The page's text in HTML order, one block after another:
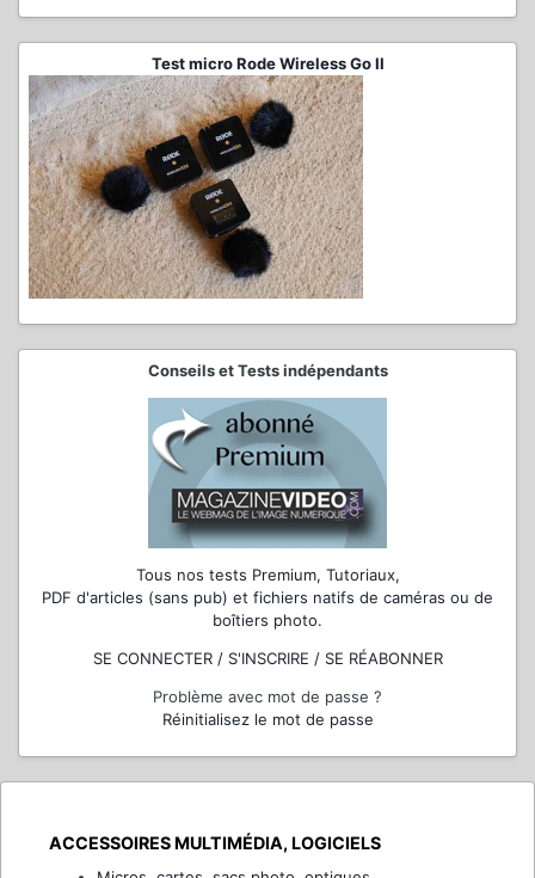
Test micro Rode Wireless Go II
Conseils et Tests indépendants
Tous nos tests Premium, Tutoriaux,
PDF d'articles (sans pub) et fichiers natifs de caméras ou de
boîtiers photo.
SE CONNECTER / S'INSCRIRE / SE RÉABONNER
Problème avec mot de passe ?
Réinitialisez le mot de passe
ACCESSOIRES MULTIMÉDIA, LOGICIELS